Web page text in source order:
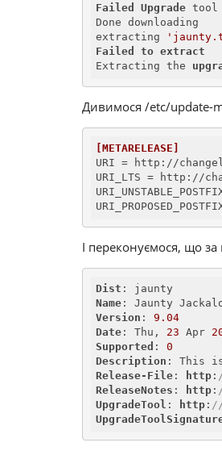
Failed
Upgrade tool
Done
extracting
Failed
to extract
Extracting the
Дивимося /etc/update-
[METARELEASE]
URI
URI_LTS
І переконуємося, що
Dist
Name
Version : 9.04
Date : Thu, 23 Apr
Supported : 0
Description : This
Release-File : http :
ReleaseNotes : http :
UpgradeTool : http :